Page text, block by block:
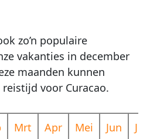
zo’n populaire
vakanties in december
maanden kunnen
voor Curacao.
Mrt Apr Mei Jun
Jul